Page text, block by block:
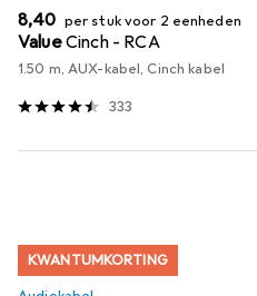
EUR
8,40 per stuk voor 2 eenheden
ValueCinch - RCA
1.50 m, AUX-kabel, Cinch kabel
333
KWANTUMKORTING